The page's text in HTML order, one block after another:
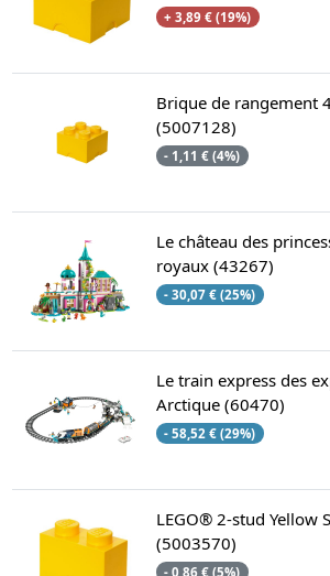
+ 3,89 € (19%)
Brique de rangement
(5007128)
- 1,11 € (4%)
Le château des
royaux (43267)
- 30,07 € (25%)
Le train express des
Arctique (60470)
- 58,52 € (29%)
LEGO® 2-stud Yellow
(5003570)
- 0,86 € (5%)